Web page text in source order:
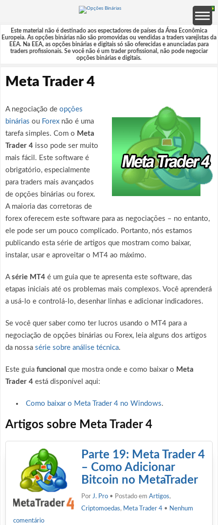
Este material não é destinado aos espectadores de países da Área Econômica
Europeia. As opções binárias não são promovidas ou vendidas a traders varejistas da
EEA. Na EEA, as opções binárias e digitais só são oferecidas e anunciadas para
traders profissionais. Se você não é um trader profissional, não pode negociar
opções binárias e digitais.
Meta Trader 4
A negociação de opções
binárias ou Forex não é uma
tarefa simples. Com o Meta
Trader 4 isso pode ser muito
mais fácil. Este software é
obrigatório, especialmente
para traders mais avançados
de opções binárias ou forex.
A maioria das corretoras de
forex oferecem este software para as negociações – no entanto,
ele pode ser um pouco complicado. Portanto, nós estamos
publicando esta série de artigos que mostram como baixar,
instalar, usar e aproveitar o MT4 ao máximo.
A série MT4 é um guia que te apresenta este software, das
etapas iniciais até os problemas mais complexos. Você aprenderá
a usá-lo e controlá-lo, desenhar linhas e adicionar indicadores.
Se você quer saber como ter lucros usando o MT4 para a
negociação de opções binárias ou Forex, leia alguns dos artigos
da nossa série sobre análise técnica.
Este guia funcional que mostra onde e como baixar o Meta
Trader 4 está disponível aqui:
Como baixar o Meta Trader 4 no Windows.
Artigos sobre Meta Trader 4
Parte 19: Meta Trader 4
– Como Adicionar
Bitcoin no MetaTrader
Por J. Pro • Postado em Artigos,
Criptomoedas, Meta Trader 4 • Nenhum
comentário